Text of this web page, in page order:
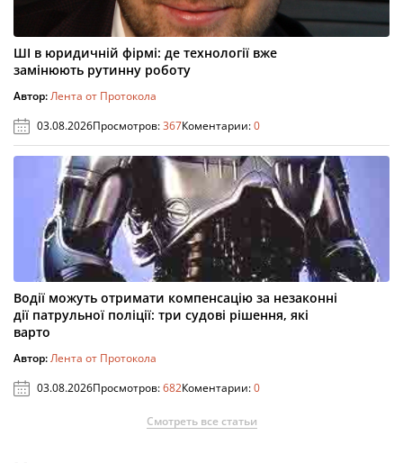
ШІ в юридичній фірмі: де технології вже
замінюють рутинну роботу
Автор:Лента от Протокола
03.08.2026Просмотров:367Коментарии:0
Водії можуть отримати компенсацію за незаконні
дії патрульної поліції: три судові рішення, які
варто
Автор:Лента от Протокола
03.08.2026Просмотров:682Коментарии:0
Смотреть все статьи